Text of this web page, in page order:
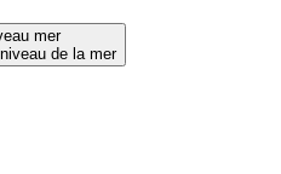
mer
de la mer